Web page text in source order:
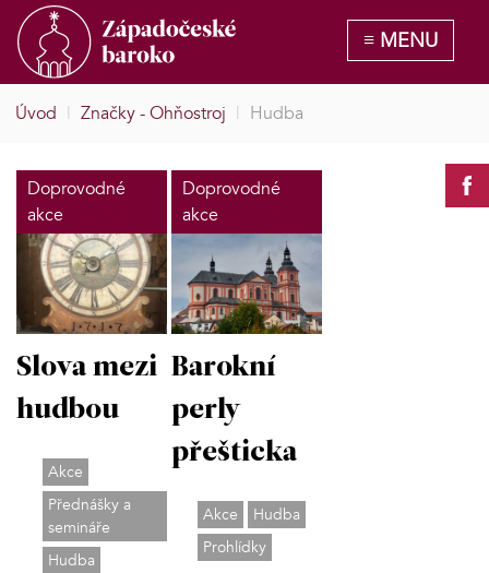
Úvod | Značky - Ohňostroj | Hudba
Doprovodné
akce
Slova mezi
hudbou
Akce
Přednášky a
semináře
Hudba
Doprovodné
akce
Barokní
perly
přešticka
Akce
Hudba
Prohlídky